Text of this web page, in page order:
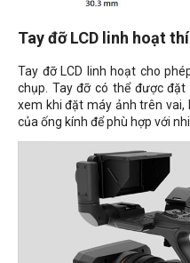
Tay đỡ LCD linh hoạt
Tay đỡ LCD linh hoạt cho
chụp. Tay đỡ có thể được
xem khi đặt máy ảnh trên vai,
của ống kính để phù hợp với